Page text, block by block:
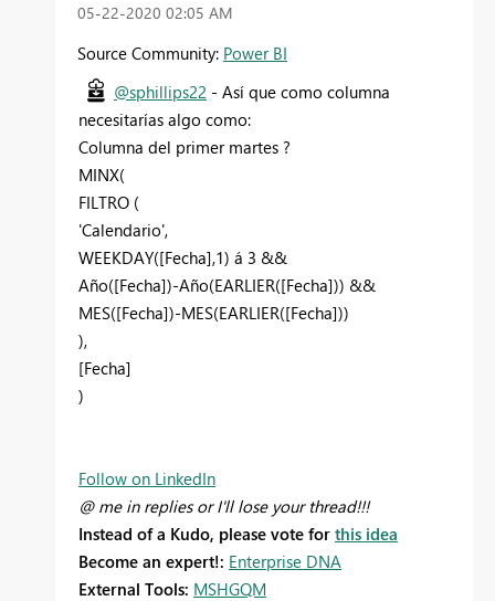
‎05-22-2020 02:05 AM
Source Community: Power BI
@sphillips22 - Así que como columna
necesitarías algo como:
Columna del primer martes ?
MINX(
FILTRO (
'Calendario',
WEEKDAY([Fecha],1) á 3 &&
Año([Fecha])-Año(EARLIER([Fecha])) &&
MES([Fecha])-MES(EARLIER([Fecha]))
),
[Fecha]
)
Follow on LinkedIn
@ me in replies or I'll lose your thread!!!
Instead of a Kudo, please vote for this idea
Become an expert!: Enterprise DNA
External Tools: MSHGQM